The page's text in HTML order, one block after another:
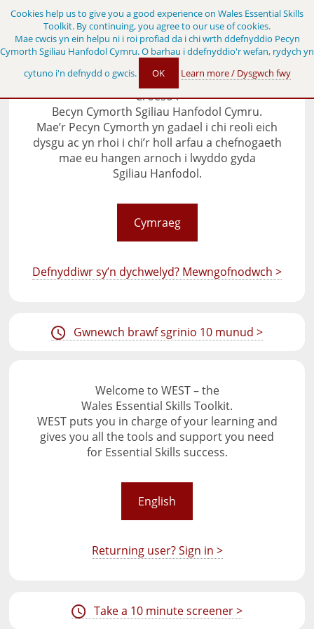
Cookies help us to give you a good experience on Wales Essential Skills
Toolkit. By continuing, you agree to our use of cookies.
Mae cwcis yn ein helpu ni i roi profiad da i chi wrth ddefnyddio Pecyn
Cymorth Sgiliau Hanfodol Cymru. O barhau i ddefnyddio'r wefan, rydych yn
cytuno i'n defnydd o gwcis.
OK Learn more / Dysgwch fwy
Croeso i
Becyn Cymorth Sgiliau Hanfodol Cymru.
Mae’r Pecyn Cymorth yn gadael i chi reoli eich
dysgu ac yn rhoi i chi’r holl arfau a chefnogaeth
mae eu hangen arnoch i lwyddo gyda
Sgiliau Hanfodol.
Cymraeg
Defnyddiwr sy’n dychwelyd? Mewngofnodwch >
Gwnewch brawf sgrinio 10 munud >
Welcome to WEST – the
Wales Essential Skills Toolkit.
WEST puts you in charge of your learning and
gives you all the tools and support you need
for Essential Skills success.
English
Returning user? Sign in >
Take a 10 minute screener >